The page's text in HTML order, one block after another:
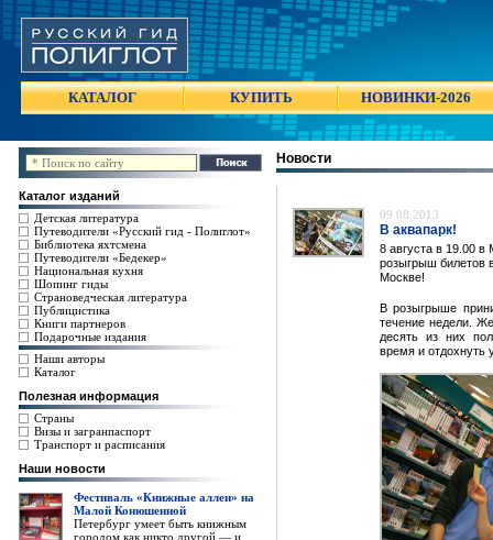
КАТАЛОГ КУПИТЬ НОВИНКИ-2026
Каталог изданий
Детская литература
Путеводители «Русский гид - Полиглот»
Библиотека яхтсмена
Путеводители «Бедекер»
Национальная кухня
Шопинг гиды
Страноведческая литература
Публицистика
Книги партнеров
Подарочные издания
Наши авторы
Каталог
Полезная информация
Страны
Визы и загранпаспорт
Транспорт и расписания
Наши новости
Фестиваль «Книжные аллеи» на
Малой Конюшенной
Петербург умеет быть книжным
городом как никто другой — и
Новости
09.08.2013
В аквапарк!
8 августа в 19.00
розыгрыш
Москве!
В розыгрыше
течение недели.
десять из них
время и отдохнуть